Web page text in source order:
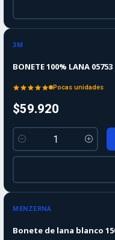
3M
BONETE 100% LANA
Pocas unidades
$59.920
Cantidad
MENZERNA
Bonete de lana blanco